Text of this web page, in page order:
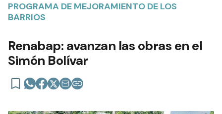
PROGRAMA DE MEJORAMIENTO DE LOS
BARRIOS
Renabap: avanzan las obras en el
Simón Bolívar